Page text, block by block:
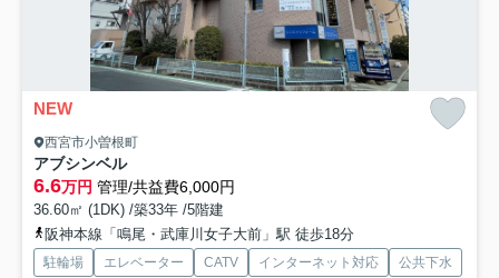
NEW
西宮市小曽根町
アブシンベル
6.6万円 管理/共益費6,000円
36.60㎡ (1DK) /築33年 /5階建
阪神本線「鳴尾・武庫川女子大前」駅 徒歩18分
駐輪場 エレベーター CATV インターネット対応 公共下水